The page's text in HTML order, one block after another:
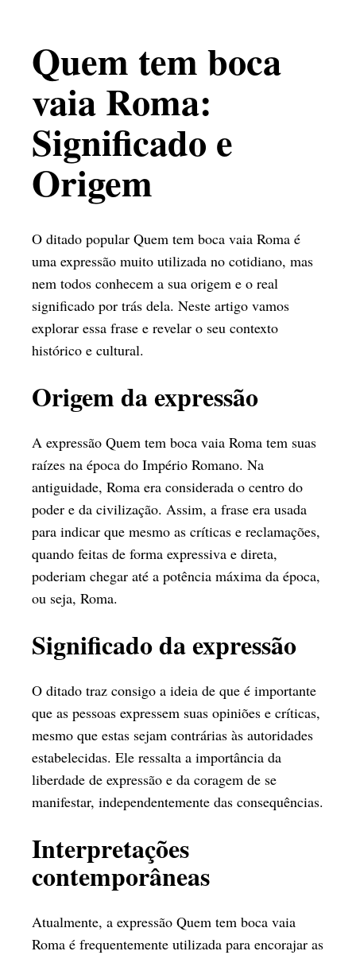
Quem tem boca
vaia Roma:
Significado e
Origem
O ditado popular Quem tem boca vaia Roma é
uma expressão muito utilizada no cotidiano, mas
nem todos conhecem a sua origem e o real
significado por trás dela. Neste artigo vamos
explorar essa frase e revelar o seu contexto
histórico e cultural.
Origem da expressão
A expressão Quem tem boca vaia Roma tem suas
raízes na época do Império Romano. Na
antiguidade, Roma era considerada o centro do
poder e da civilização. Assim, a frase era usada
para indicar que mesmo as críticas e reclamações,
quando feitas de forma expressiva e direta,
poderiam chegar até a potência máxima da época,
ou seja, Roma.
Significado da expressão
O ditado traz consigo a ideia de que é importante
que as pessoas expressem suas opiniões e críticas,
mesmo que estas sejam contrárias às autoridades
estabelecidas. Ele ressalta a importância da
liberdade de expressão e da coragem de se
manifestar, independentemente das consequências.
Interpretações
contemporâneas
Atualmente, a expressão Quem tem boca vaia
Roma é frequentemente utilizada para encorajar as